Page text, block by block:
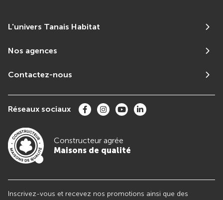
L'univers Tanais Habitat
Nos agences
Contactez-nous
Réseaux sociaux
Constructeur agrée
Maisons de qualité
Inscrivez-vous et recevez nos promotions ainsi que des